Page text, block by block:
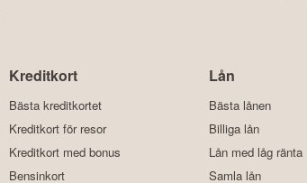
Kreditkort
Bästa kreditkortet
Kreditkort för resor
Kreditkort med bonus
Bensinkort
Lån
Bästa lånen
Billiga lån
Lån med låg ränta
Samla lån